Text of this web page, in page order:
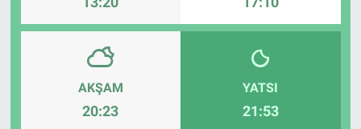
AKŞAM
20:23
YATSI
21:53